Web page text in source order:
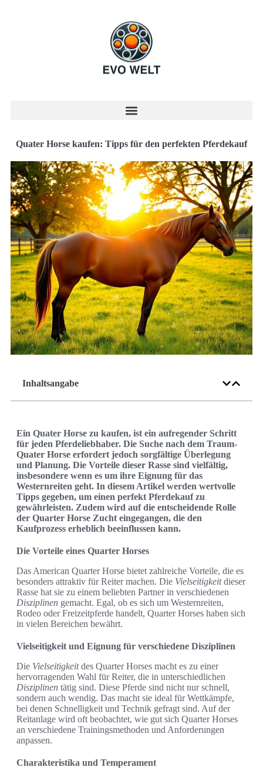
Quater Horse kaufen: Tipps für den perfekten Pferdekauf
Inhaltsangabe
Ein Quater Horse zu kaufen, ist ein aufregender Schritt
für jeden Pferdeliebhaber. Die Suche nach dem Traum-
Quater Horse erfordert jedoch sorgfältige Überlegung
und Planung. Die Vorteile dieser Rasse sind vielfältig,
insbesondere wenn es um ihre Eignung für das
Westernreiten geht. In diesem Artikel werden wertvolle
Tipps gegeben, um einen perfekt Pferdekauf zu
gewährleisten. Zudem wird auf die entscheidende Rolle
der Quarter Horse Zucht eingegangen, die den
Kaufprozess erheblich beeinflussen kann.
Die Vorteile eines Quarter Horses
Das American Quarter Horse bietet zahlreiche Vorteile, die es
besonders attraktiv für Reiter machen. Die Vielseitigkeitdieser
Rasse hat sie zu einem beliebten Partner in verschiedenen
Disziplinen gemacht. Egal, ob es sich um Westernreiten,
Rodeo oder Freizeitpferde handelt, Quarter Horses haben sich
in vielen Bereichen bewährt.
Vielseitigkeit und Eignung für verschiedene Disziplinen
Die Vielseitigkeitdes Quarter Horses macht es zu einer
hervorragenden Wahl für Reiter, die in unterschiedlichen
Disziplinen tätig sind. Diese Pferde sind nicht nur schnell,
sondern auch wendig. Das macht sie ideal für Wettkämpfe,
bei denen Schnelligkeit und Technik gefragt sind. Auf der
Reitanlage wird oft beobachtet, wie gut sich Quarter Horses
an verschiedene Trainingsmethoden und Anforderungen
anpassen.
Charakteristika und Temperament